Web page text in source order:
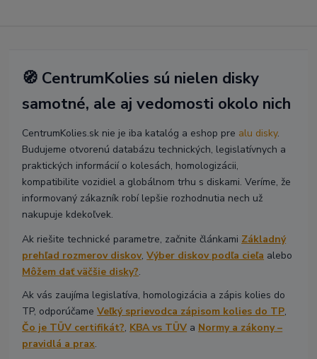
🧭 CentrumKolies sú nielen disky
samotné, ale aj vedomosti okolo nich
CentrumKolies.sk nie je iba katalóg a eshop pre alu disky.
Budujeme otvorenú databázu technických, legislatívnych a
praktických informácií o kolesách, homologizácii,
kompatibilite vozidiel a globálnom trhu s diskami. Veríme, že
informovaný zákazník robí lepšie rozhodnutia nech už
nakupuje kdekoľvek.
Ak riešite technické parametre, začnite článkami Základný
prehľad rozmerov diskov,Výber diskov podľa cieľa alebo
Môžem dať väčšie disky?.
Ak vás zaujíma legislatíva, homologizácia a zápis kolies do
TP, odporúčameVeľký sprievodca zápisom kolies do TP,
Čo je TÜV certifikát?, KBA vs TÜV a Normy a zákony –
pravidlá a prax.